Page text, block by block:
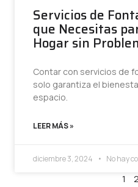
Servicios de
que Necesitas
Hogar sin
Contar con servicios de
solo garantiza el
espacio.
LEER MÁS »
diciembre 3, 2024 No hay
1 2